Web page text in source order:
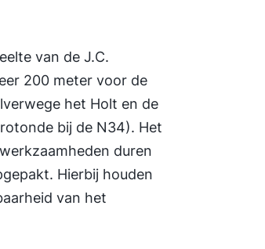
van de J.C.
200 meter voor de
het Holt en de
bij de N34). Het
duren
Hierbij houden
van het